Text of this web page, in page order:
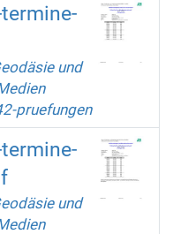
und
pruefungen
und